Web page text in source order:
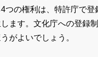
つの権利は、特許庁で登
ます。文化庁への登録
がよいでしょう。